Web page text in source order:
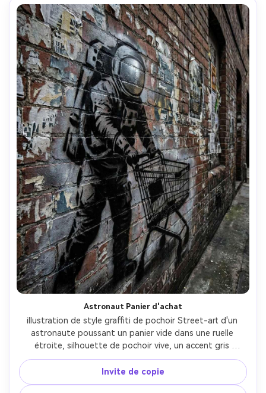
Astronaut Panier d'achat
illustration de style graffiti de pochoir Street-art d'un
astronaute poussant un panier vide dans une ruelle
étroite, silhouette de pochoir vive, un accent gris
argenté sur la visière du casque, texture murale gracieuse
avec la peinture pelée et les bords de pâte de blé, brume
surspray, humeur surréaliste solitaire, lignes de
Invite de copie